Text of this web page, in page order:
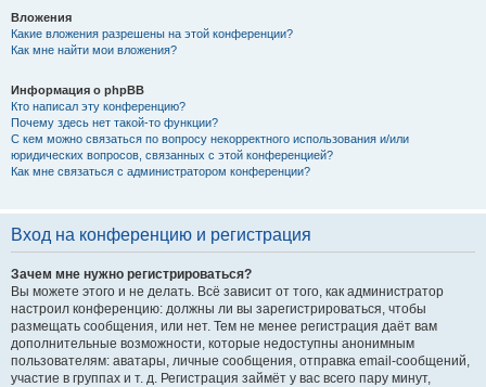
Вложения
Какие вложения разрешены на этой конференции?
Как мне найти мои вложения?
Информация о phpBB
Кто написал эту конференцию?
Почему здесь нет такой-то функции?
С кем можно связаться по вопросу некорректного использования и/или
юридических вопросов, связанных с этой конференцией?
Как мне связаться с администратором конференции?
Вход на конференцию и регистрация
Зачем мне нужно регистрироваться?
Вы можете этого и не делать. Всё зависит от того, как администратор
настроил конференцию: должны ли вы зарегистрироваться, чтобы
размещать сообщения, или нет. Тем не менее регистрация даёт вам
дополнительные возможности, которые недоступны анонимным
пользователям: аватары, личные сообщения, отправка email-сообщений,
участие в группах и т. д. Регистрация займёт у вас всего пару минут,